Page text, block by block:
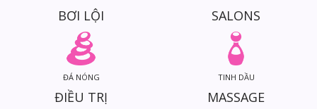
BƠI LỘI SALONS
ĐÁ NÓNG
ĐIỀU TRỊ
TINH DẦU
MASSAGE